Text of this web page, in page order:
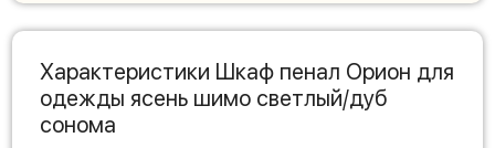
Характеристики Шкаф пенал Орион для
одежды ясень шимо светлый/дуб
сонома